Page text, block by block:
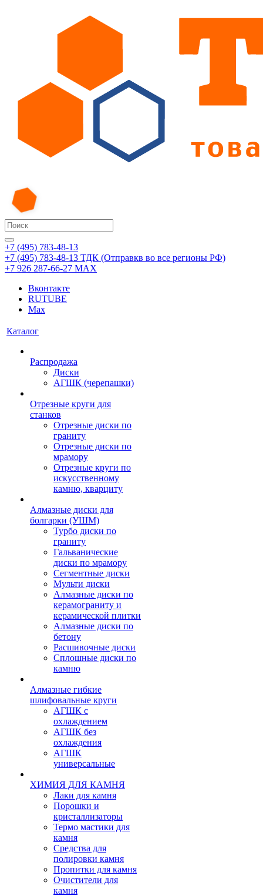
+7 (495) 783-48-13
+7 (495) 783-48-13 ТДК (Отправкв во все регионы РФ)
+7 926 287-66-27 МАХ
Вконтакте
RUTUBE
Max
Каталог
Распродажа
Диски
АГШК (черепашки)
Отрезные круги для
станков
Отрезные диски по
граниту
Отрезные диски по
мрамору
Отрезные круги по
искусственному
камню, кварциту
Алмазные диски для
болгарки (УШМ)
Турбо диски по
граниту
Гальванические
диски по мрамору
Сегментные диски
Мульти диски
Алмазные диски по
керамограниту и
керамической плитки
Алмазные диски по
бетону
Расшивочные диски
Сплошные диски по
камню
Алмазные гибкие
шлифовальные круги
АГШК с
охлаждением
АГШК без
охлаждения
АГШК
универсальные
ХИМИЯ ДЛЯ КАМНЯ
Лаки для камня
Порошки и
кристаллизаторы
Термо мастики для
камня
Средства для
полировки камня
Пропитки для камня
Очистители для
камня